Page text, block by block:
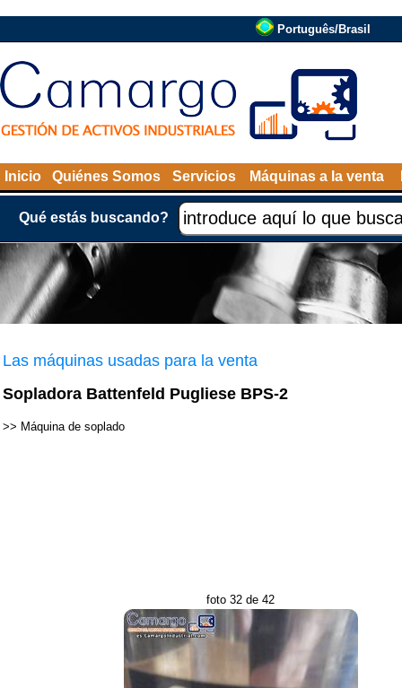
Português/Brasil
Inicio Quiénes Somos Servicios Máquinas a la venta
Qué estás buscando?
Las máquinas usadas para la venta
Sopladora Battenfeld Pugliese BPS-2
>> Máquina de soplado
foto 32 de 42